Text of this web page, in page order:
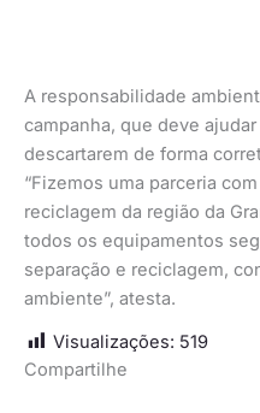
A responsabilidade
campanha, que deve
descartarem de forma
“Fizemos uma parceria
reciclagem da região da
todos os equipamentos
separação e reciclagem,
ambiente”, atesta.
Visualizações: 519
Compartilhe